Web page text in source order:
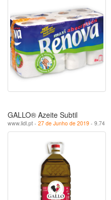
GALLO® Azeite Subtil
www.lidl.pt - 27 de Junho de 2019 - 9.74